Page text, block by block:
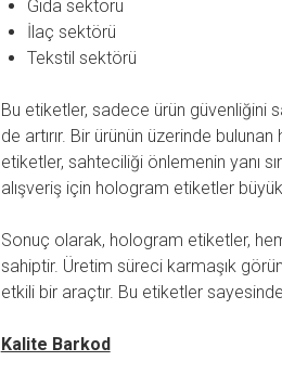
Gıda sektörü
İlaç sektörü
Tekstil sektörü
Bu etiketler, sadece ürün güvenliğini
de artırır. Bir ürünün üzerinde
etiketler, sahteciliği önlemenin yanı
alışveriş için hologram etiketler
Sonuç olarak, hologram etiketler,
sahiptir. Üretim süreci karmaşık
etkili bir araçtır. Bu etiketler
Kalite Barkod